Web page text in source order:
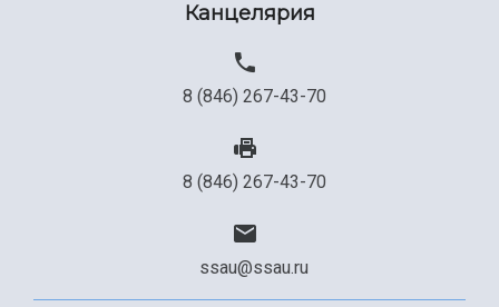
Канцелярия
8 (846) 267-43-70
8 (846) 267-43-70
ssau@ssau.ru